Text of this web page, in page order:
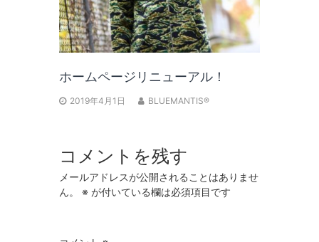
ホームページリニューアル！
2019年4月1日 BLUEMANTIS®
コメントを残す
メールアドレスが公開されることはありませ
ん。
※ が付いている欄は必須項目です